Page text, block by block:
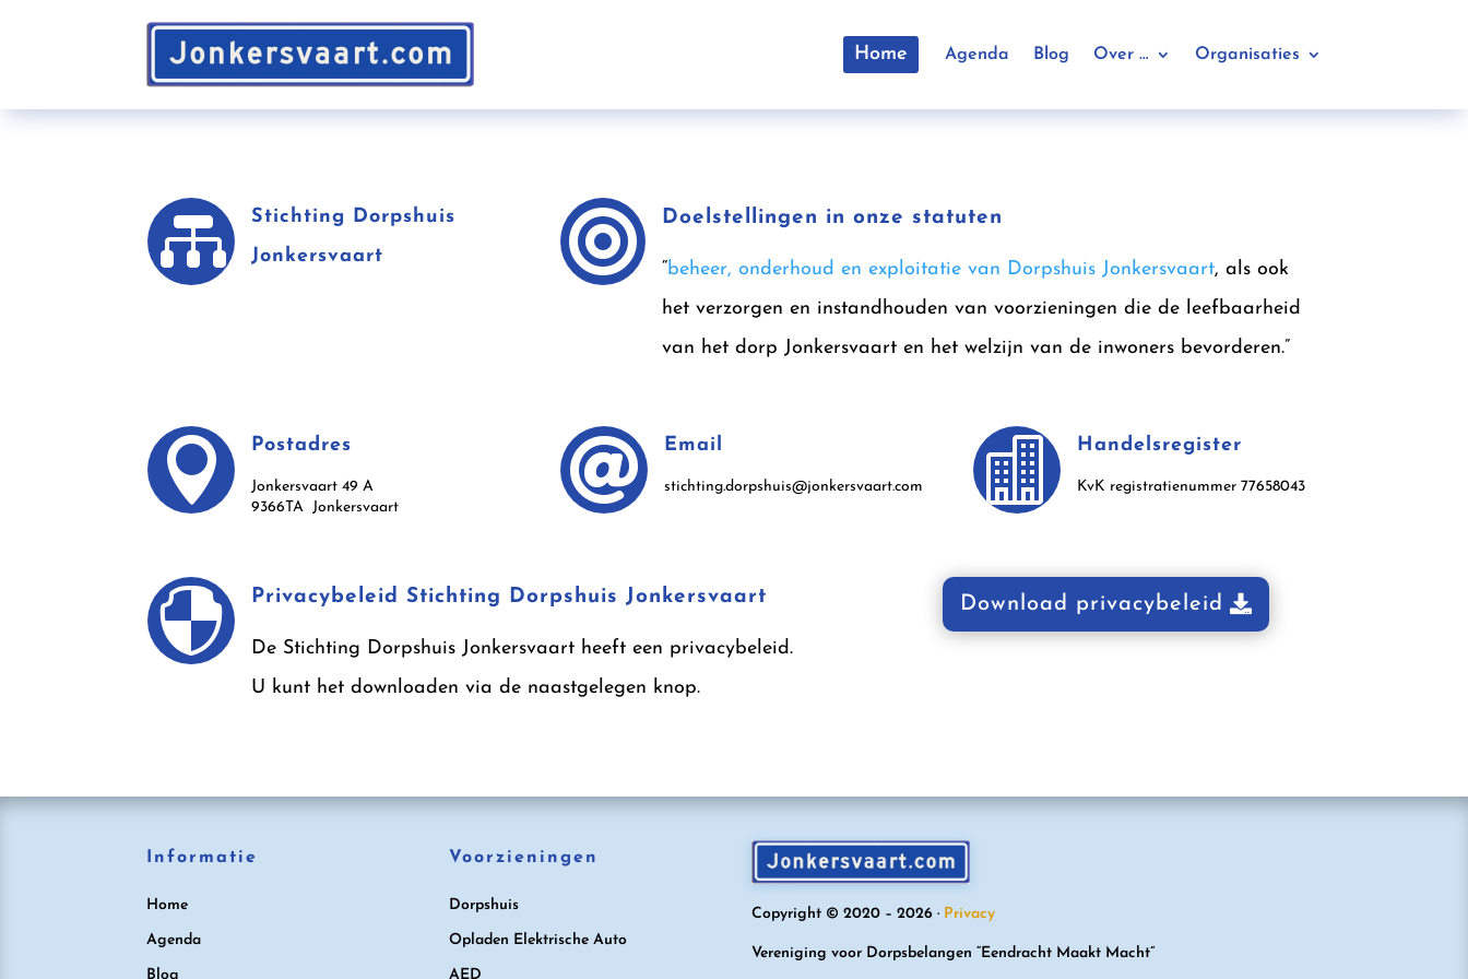
Home Agenda Blog Over … Organisaties

Stichting Dorpshuis
Jonkersvaart
 Doelstellingen in onze statuten
“beheer, onderhoud en exploitatie van Dorpshuis Jonkersvaart, als ook
het verzorgen en instandhouden van voorzieningen die de leefbaarheid
van het dorp Jonkersvaart en het welzijn van de inwoners bevorderen.”
 Postadres
Jonkersvaart 49 A
9366TA Jonkersvaart
 Email
stichting.dorpshuis@jonkersvaart.com  Handelsregister
KvK registratienummer 77658043
 Privacybeleid Stichting Dorpshuis Jonkersvaart
De Stichting Dorpshuis Jonkersvaart heeft een privacybeleid.
U kunt het downloaden via de naastgelegen knop.
Download privacybeleid
Informatie
Home
Agenda
Blog
Voorzieningen
Dorpshuis
Opladen Elektrische Auto
AED
Copyright © 2020 – 2026 · Privacy
Vereniging voor Dorpsbelangen “Eendracht Maakt Macht”